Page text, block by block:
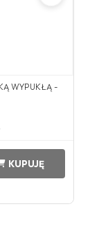
WYPUKŁĄ -
KUPUJĘ